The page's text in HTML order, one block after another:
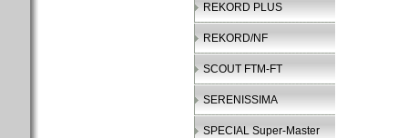
REKORD PLUS
REKORD/NF
SCOUT FTM-FT
SERENISSIMA
SPECIAL Super-Master